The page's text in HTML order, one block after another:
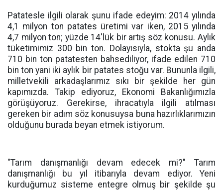
Patatesle ilgili olarak şunu ifade edeyim: 2014 yılında
4,1 milyon ton patates üretimi var iken, 2015 yılında
4,7 milyon ton; yüzde 14'lük bir artış söz konusu. Aylık
tüketimimiz 300 bin ton. Dolayısıyla, stokta şu anda
710 bin ton patatesten bahsediliyor, ifade edilen 710
bin ton yani iki aylık bir patates stoğu var. Bununla ilgili,
milletvekili arkadaşlarımız sıkı bir şekilde her gün
kapımızda. Takip ediyoruz, Ekonomi Bakanlığımızla
görüşüyoruz. Gerekirse, ihracatıyla ilgili atılması
gereken bir adım söz konusuysa buna hazırlıklarımızın
olduğunu burada beyan etmek istiyorum.
"Tarım danışmanlığı devam edecek mi?" Tarım
danışmanlığı bu yıl itibarıyla devam ediyor. Yeni
kurduğumuz sisteme entegre olmuş bir şekilde şu